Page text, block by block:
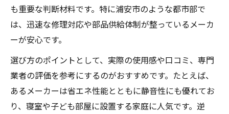
も重要な判断材料です。特に浦安市のような都市部で
は、迅速な修理対応や部品供給体制が整っているメーカ
ーが安心です。
選び方のポイントとして、実際の使用感や口コミ、専門
業者の評価を参考にするのがおすすめです。たとえば、
あるメーカーは省エネ性能とともに静音性にも優れてお
り、寝室や子ども部屋に設置する家庭に人気です。逆